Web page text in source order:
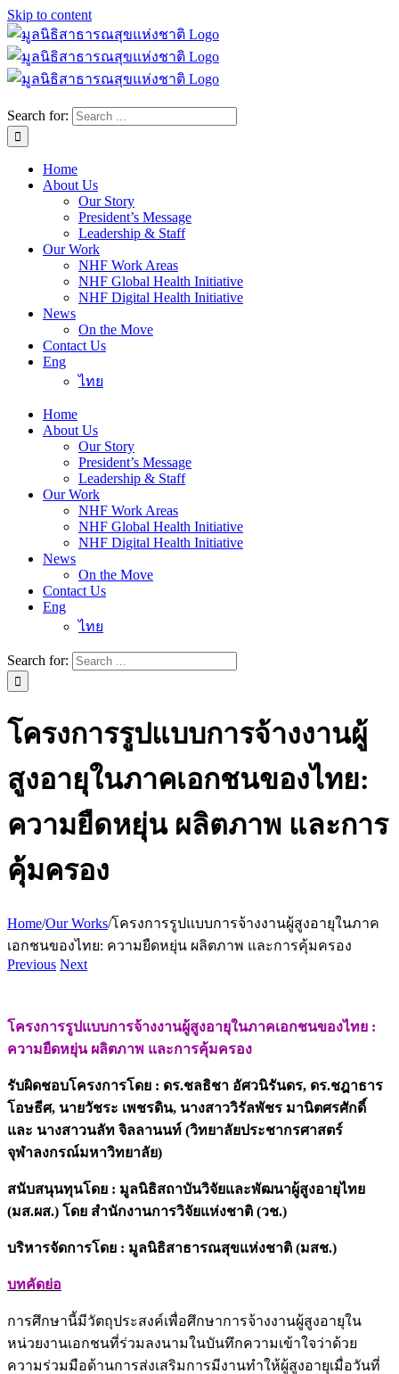
Skip to content
Search for:
Home
About Us
Our Story
President’s Message
Leadership & Staff
Our Work
NHF Work Areas
NHF Global Health Initiative
NHF Digital Health Initiative
News
On the Move
Contact Us
Eng
ไทย
Home
About Us
Our Story
President’s Message
Leadership & Staff
Our Work
NHF Work Areas
NHF Global Health Initiative
NHF Digital Health Initiative
News
On the Move
Contact Us
Eng
ไทย
Search for:
โครงการรูปแบบการจ้างงานผู้
สูงอายุในภาคเอกชนของไทย:
ความยืดหยุ่น ผลิตภาพ และการ
คุ้มครอง
Home/Our Works/โครงการรูปแบบการจ้างงานผู้สูงอายุในภาค
เอกชนของไทย: ความยืดหยุ่น ผลิตภาพ และการคุ้มครอง
Previous Next
โครงการรูปแบบการจ้างงานผู้สูงอายุในภาคเอกชนของไทย :
ความยืดหยุ่น ผลิตภาพ และการคุ้มครอง
รับผิดชอบโครงการโดย : ดร.ชลธิชา อัศวนิรันดร, ดร.ชฎาธาร
โอษธีศ, นายวัชระ เพชรดิน, นางสาววิรัลพัชร มานิตศรศักดิ์
และ นางสาวนลัท จิลลานนท์ (วิทยาลัยประชากรศาสตร์
จุฬาลงกรณ์มหาวิทยาลัย)
สนับสนุนทุนโดย : มูลนิธิสถาบันวิจัยและพัฒนาผู้สูงอายุไทย
(มส.ผส.) โดย สำนักงานการวิจัยแห่งชาติ (วช.)
บริหารจัดการโดย : มูลนิธิสาธารณสุขแห่งชาติ (มสช.)
บทคัดย่อ
การศึกษานี้มีวัตถุประสงค์เพื่อศึกษาการจ้างงานผู้สูงอายุใน
หน่วยงานเอกชนที่ร่วมลงนามในบันทึกความเข้าใจว่าด้วย
ความร่วมมือด้านการส่งเสริมการมีงานทำให้ผู้สูงอายุเมื่อวันที่